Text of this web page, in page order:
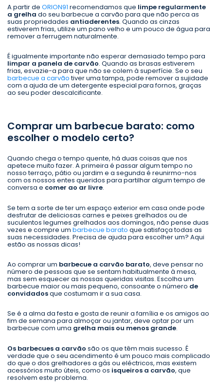
A partir de ORION91 recomendamos que limpe regularmente
a grelha do seu barbecue a carvão para que não perca as
suas propriedades antiaderentes. Quando as cinzas
estiverem frias, utilize um pano velho e um pouco de água para
remover a ferrugem naturalmente.
É igualmente importante não esperar demasiado tempo para
limpar a panela de carvão. Quando as brasas estiverem
frias, esvazie-a para que não se colem à superfície. Se o seu
barbecue a carvãotiver uma tampa, pode remover a sujidade
com a ajuda de um detergente especial para fornos, graças
ao seu poder descalcificante.
Comprar um barbecue barato: como
escolher o modelo certo?
Quando chega o tempo quente, há duas coisas que nos
apetece muito fazer. A primeira é passar algum tempo no
nosso terraço, pátio ou jardim e a segunda é reunirmo-nos
com os nossos entes queridos para partilhar algum tempo de
conversa e comer ao ar livre.
Se tem a sorte de ter um espaço exterior em casa onde pode
desfrutar de deliciosas carnes e peixes grelhados ou de
suculentos legumes grelhados aos domingos, não pense duas
vezes e compre um barbecue barato que satisfaça todas as
suas necessidades. Precisa de ajuda para escolher um? Aqui
estão as nossas dicas!
Ao comprar um barbecue a carvão barato, deve pensar no
número de pessoas que se sentam habitualmente à mesa,
mas sem esquecer as nossas queridas visitas. Escolha um
barbecue maior ou mais pequeno, consoante o número de
convidadosque costumam ir a sua casa.
Se é a alma da festa e gosta de reunir a família e os amigos ao
fim de semana para almoçar ou jantar, deve optar por um
barbecue com uma grelha mais ou menos grande.
Os barbecues a carvão são os que têm mais sucesso. É
verdade que o seu acendimento é um pouco mais complicado
do que o dos grelhadores a gás ou eléctricos, mas existem
acessórios muito úteis, como os isqueiros a carvão, que
resolvem este problema.